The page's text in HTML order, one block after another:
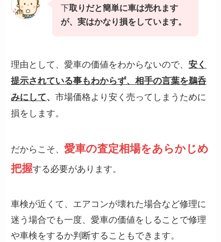
下取りだと簡単に車は売れます
が、実はかなり損をしています。
理由として、愛車の価値をわからないので、安く
提示されている事もわからず、相手の言葉を鵜呑
みにして、市場価格より安く売ってしまうために
損をします。
だからこそ、愛車の査定相場をあらかじめ
把握する必要があります。
車検が近くて、エアコンが壊れた場合など修理に
迷う場合でも一度、愛車の価値をしることで修理
や車検をするか判断することもできます。